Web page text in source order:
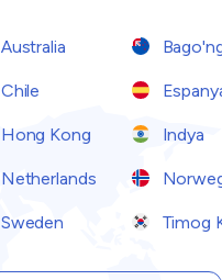
Australia
Chile
Hong Kong Indya
Netherlands
Sweden Timog